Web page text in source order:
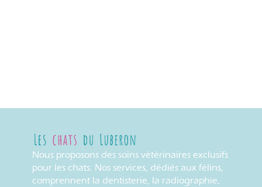
Nous proposons des soins vétérinaires exclusifs
pour les chats. Nos services, dédiés aux félins,
comprennent la dentisterie, la radiographie,